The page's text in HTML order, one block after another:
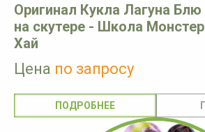
Оригинал Кукла Лагуна Блю
на скутере - Школа Монстер
Хай
Цена по запросу
ПОДРОБНЕЕ